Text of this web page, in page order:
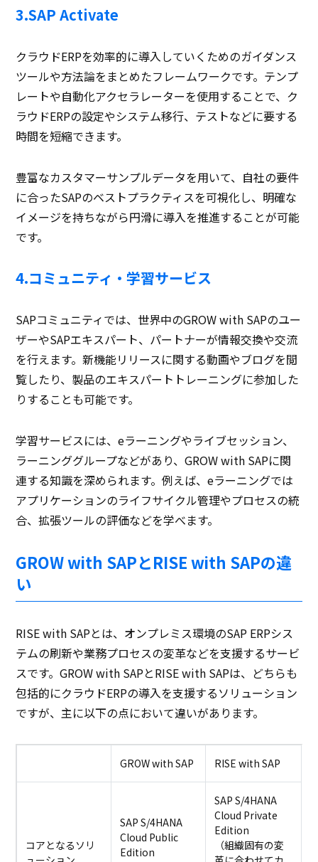
3.SAP Activate
クラウドERPを効率的に導入していくためのガイダンス
ツールや方法論をまとめたフレームワークです。テンプ
レートや自動化アクセラレーターを使用することで、ク
ラウドERPの設定やシステム移行、テストなどに要する
時間を短縮できます。
豊富なカスタマーサンプルデータを用いて、自社の要件
に合ったSAPのベストプラクティスを可視化し、明確な
イメージを持ちながら円滑に導入を推進することが可能
です。
4.コミュニティ・学習サービス
SAPコミュニティでは、世界中のGROW with SAPのユー
ザーやSAPエキスパート、パートナーが情報交換や交流
を行えます。新機能リリースに関する動画やブログを閲
覧したり、製品のエキスパートトレーニングに参加した
りすることも可能です。
学習サービスには、eラーニングやライブセッション、
ラーニンググループなどがあり、GROW with SAPに関
連する知識を深められます。例えば、eラーニングでは
アプリケーションのライフサイクル管理やプロセスの統
合、拡張ツールの評価などを学べます。
GROW with SAPとRISE with SAPの違
い
RISE with SAPとは、オンプレミス環境のSAP ERPシス
テムの刷新や業務プロセスの変革などを支援するサービ
スです。GROW with SAPとRISE with SAPは、どちらも
包括的にクラウドERPの導入を支援するソリューション
ですが、主に以下の点において違いがあります。
GROW with SAP RISE with SAP
コアとなるソリ
SAP S/4HANA
Cloud Public
Edition
SAP S/4HANA
Cloud Private
Edition
（組織固有の変